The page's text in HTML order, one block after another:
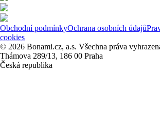
Obchodní podmínkyOchrana osobních údajů
cookies
© 2026 Bonami.cz, a.s. Všechna práva
Thámova 289/13, 186 00 Praha
Česká republika